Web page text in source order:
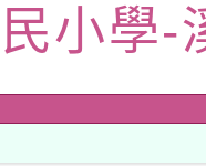
會函釋公
申請許可
(星期六
小學-